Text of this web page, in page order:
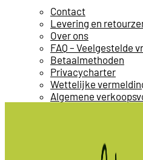
Contact
Levering en
Over ons
FAQ – Veelgestelde
Betaalmethoden
Privacycharter
Wettelijke
Algemene